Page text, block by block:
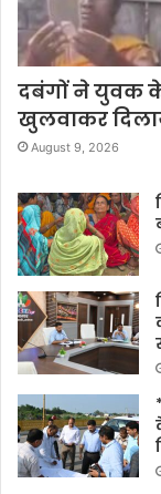
दबंगों ने युवक
खुलवाकर
August 9, 2026